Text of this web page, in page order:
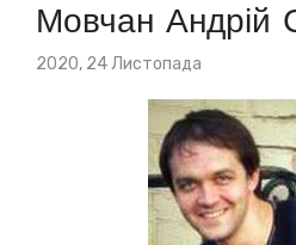
Мовчан Андрій
Posted
2020, 24 Листопада